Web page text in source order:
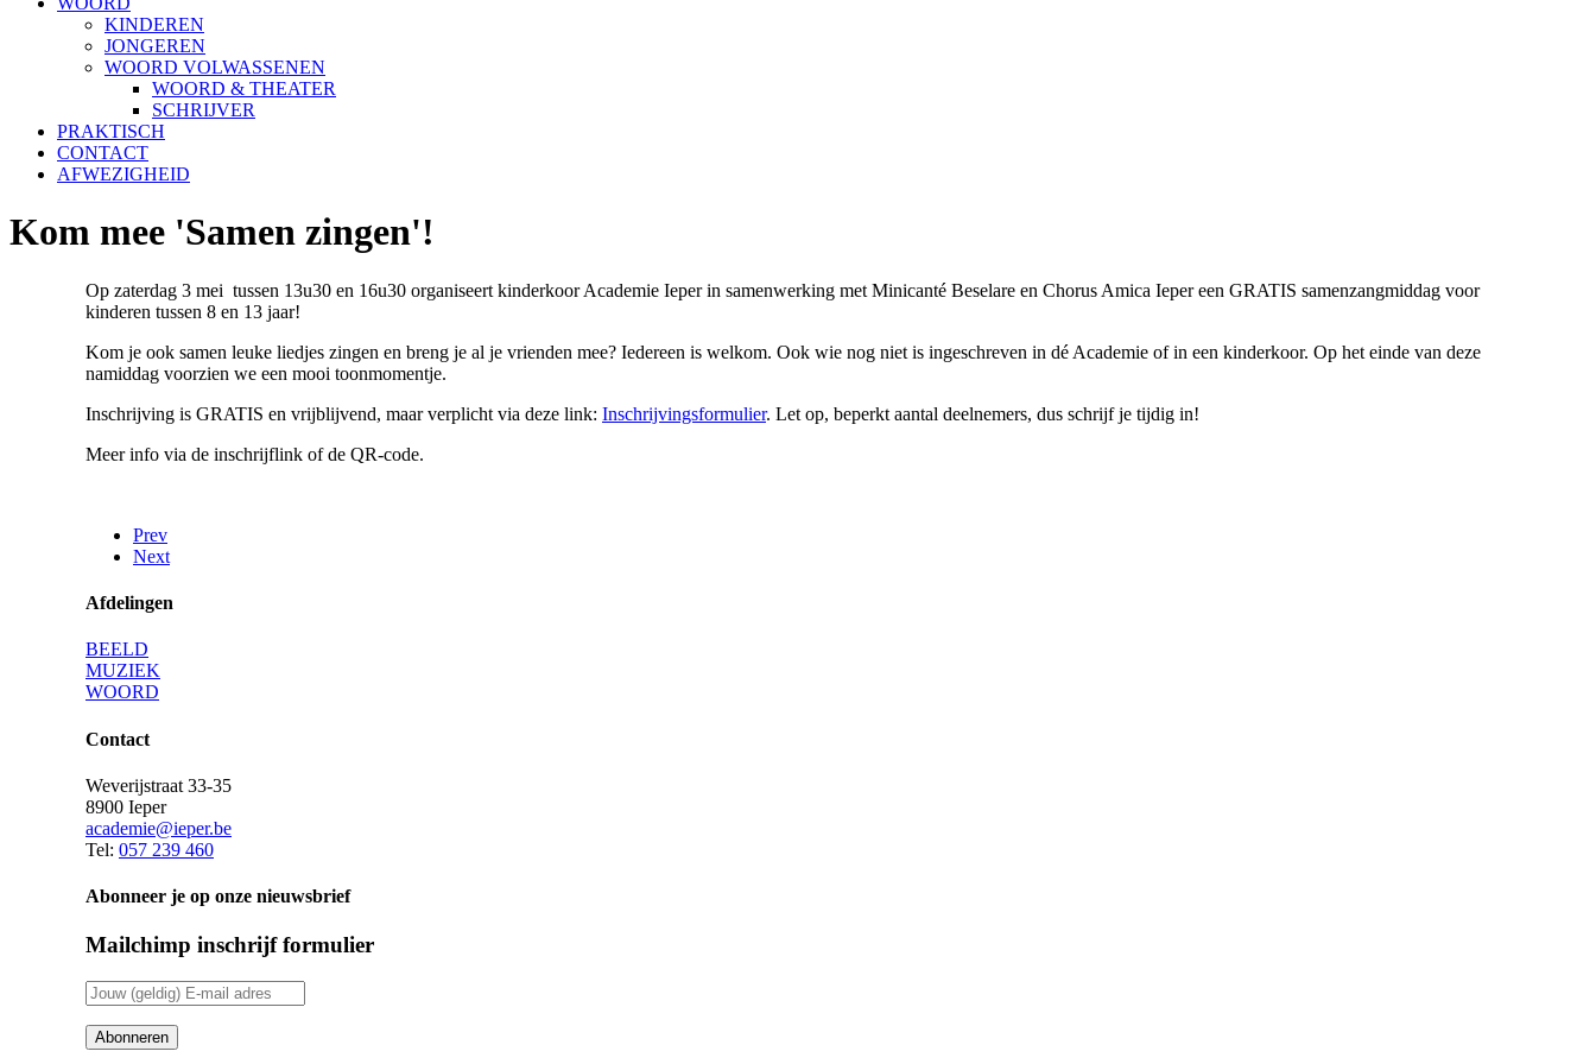
KINDEREN
JONGEREN
WOORD VOLWASSENEN
WOORD & THEATER
SCHRIJVER
PRAKTISCH
CONTACT
AFWEZIGHEID
Kom mee 'Samen zingen'!
Op zaterdag 3 mei tussen 13u30 en 16u30 organiseert kinderkoor Academie Ieper in samenwerking met Minicanté Beselare en Chorus Amica Ieper een GRATIS samenzangmiddag voor
kinderen tussen 8 en 13 jaar!
Kom je ook samen leuke liedjes zingen en breng je al je vrienden mee? Iedereen is welkom. Ook wie nog niet is ingeschreven in dé Academie of in een kinderkoor. Op het einde van deze
namiddag voorzien we een mooi toonmomentje.
Inschrijving is GRATIS en vrijblijvend, maar verplicht via deze link: Inschrijvingsformulier. Let op, beperkt aantal deelnemers, dus schrijf je tijdig in!
Meer info via de inschrijflink of de QR-code.
Prev
Next
Afdelingen
BEELD
MUZIEK
WOORD
Contact
Weverijstraat 33-35
8900 Ieper
academie@ieper.be
Tel: 057 239 460
Abonneer je op onze nieuwsbrief
Mailchimp inschrijf formulier